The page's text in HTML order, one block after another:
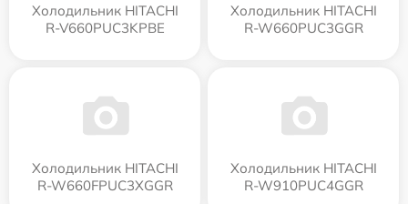
Холодильник HITACHI
R-V660PUC3KPBE
Холодильник HITACHI
R-W660PUC3GGR
Холодильник HITACHI
R-W660FPUC3XGGR
Холодильник HITACHI
R-W910PUC4GGR